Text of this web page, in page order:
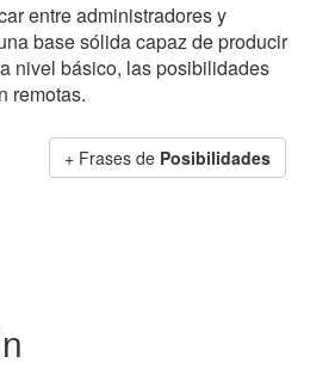
entre administradores y
base sólida capaz de producir
nivel básico, las posibilidades
remotas.
+ Frases de Posibilidades